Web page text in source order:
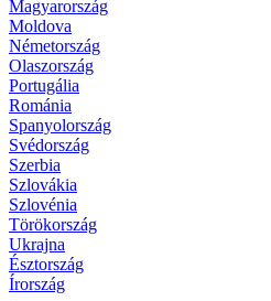
Magyarország
Moldova
Németország
Olaszország
Portugália
Románia
Spanyolország
Svédország
Szerbia
Szlovákia
Szlovénia
Törökország
Ukrajna
Észtország
Írország